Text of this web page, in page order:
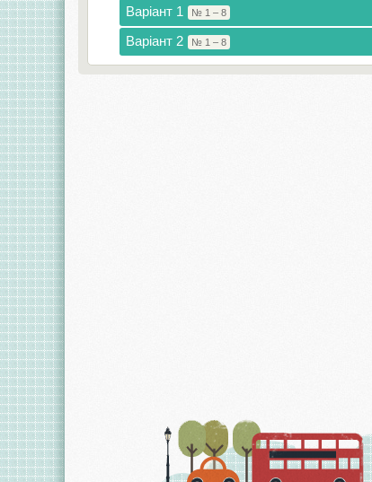
Варіант 1 № 1 – 8
Варіант 2 № 1 – 8